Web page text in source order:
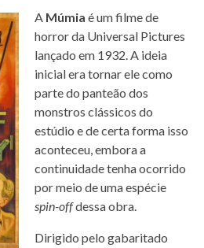
A Múmia é um filme de
horror da Universal Pictures
lançado em 1932. A ideia
inicial era tornar ele como
parte do panteão dos
monstros clássicos do
estúdio e de certa forma isso
aconteceu, embora a
continuidade tenha ocorrido
por meio de uma espécie
spin-offdessa obra.
Dirigido pelo gabaritado